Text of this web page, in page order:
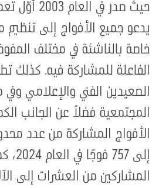
حيث صدر في
يدعو جميع الأفواج إلى
خاصة بالناشئة في مختلف
الفاعلة للمشاركة فيه. كذلك
الصعيدين الفني والإعلامي
المجتمعية فضلاً عن الجانب
الأفواج المشاركة من عدد
إلى
المشاركين من العشرات إلى